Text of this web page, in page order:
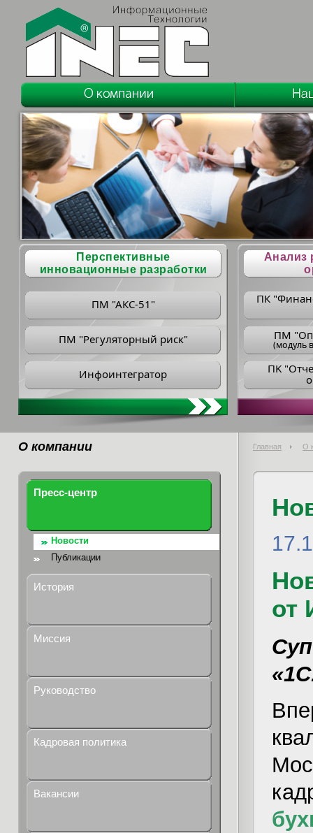
Перспективные
инновационные разработки
ПМ "АКС-51"
ПМ "Регуляторный риск"
Инфоинтегратор
Анализ
ПК
ПM
(модуль
ПK
О компании Главная О
Пресс-центр
Новости
Публикации
История
Миссия
Руководство
Кадровая политика
Вакансии
от